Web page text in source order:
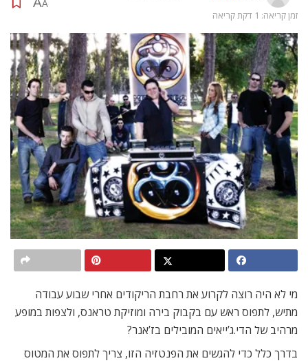
זמן קריאה: 1 דקת קריאה
A
מי לא היה רוצה לקרוע את רחבת הריקודים אחרי שבוע עבודה
מתיש, לתפוס ראש עם בקבוק בירה ומוזיקת טראנס, ולצפות במופע
מרהיב של הדי.ג’ייאים המובילים בז’אנר?
בדרך כלל כדי להגשים את הפנטזיה הזו, צריך לתפוס את המטוס